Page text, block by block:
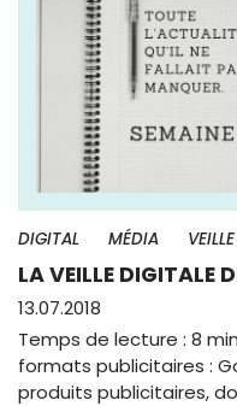
DIGITAL MÉDIA VEILLE
LA VEILLE DIGITALE
13.07.2018
Temps de lecture : 8
formats publicitaires :
produits publicitaires,